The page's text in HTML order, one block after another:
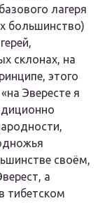
лагеря
большинство)
склонах, на
этого
Эвересте я
своём,
а
тибетском